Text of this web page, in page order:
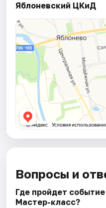
Яблоневский ЦКиД
Вопросы и
Где пройдет
Мастер-класс?